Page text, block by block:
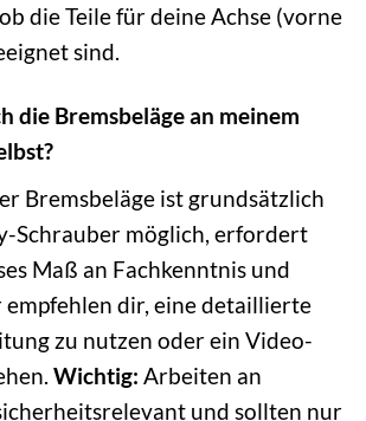
die Teile für deine Achse (vorne
sind.
die Bremsbeläge an meinem
Bremsbeläge ist grundsätzlich
Schrauber möglich, erfordert
Maß an Fachkenntnis und
dir, eine detaillierte
zu nutzen oder ein Video-
Wichtig: Arbeiten an
und sollten nur